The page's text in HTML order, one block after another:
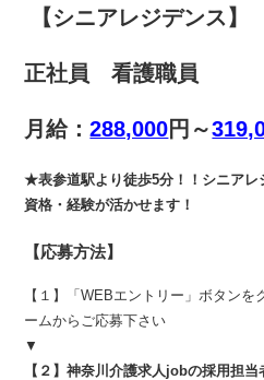
【シニアレジデンス】
正社員 看護職員
月給：288,000円～
★表参道駅より徒歩5分！！シニアレ
資格・経験が活かせます！
【応募方法】
【１】「WEBエントリー」ボタン
ームからご応募下さい
▼
【２】神奈川介護求人jobの採用担